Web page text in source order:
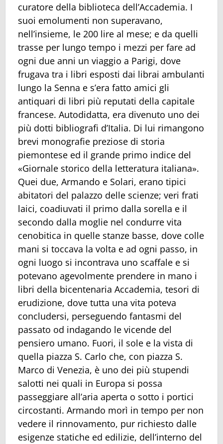
curatore della biblioteca dell’Accademia. I
suoi emolumenti non superavano,
nell’insieme, le 200 lire al mese; e da quelli
trasse per lungo tempo i mezzi per fare ad
ogni due anni un viaggio a Parigi, dove
frugava tra i libri esposti dai librai ambulanti
lungo la Senna e s’era fatto amici gli
antiquari di libri più reputati della capitale
francese. Autodidatta, era divenuto uno dei
più dotti bibliografi d’Italia. Di lui rimangono
brevi monografie preziose di storia
piemontese ed il grande primo indice del
«Giornale storico della letteratura italiana».
Quei due, Armando e Solari, erano tipici
abitatori del palazzo delle scienze; veri frati
laici, coadiuvati il primo dalla sorella e il
secondo dalla moglie nel condurre vita
cenobitica in quelle stanze basse, dove colle
mani si toccava la volta e ad ogni passo, in
ogni luogo si incontrava uno scaffale e si
potevano agevolmente prendere in mano i
libri della bicentenaria Accademia, tesori di
erudizione, dove tutta una vita poteva
concludersi, perseguendo fantasmi del
passato od indagando le vicende del
pensiero umano. Fuori, il sole e la vista di
quella piazza S. Carlo che, con piazza S.
Marco di Venezia, è uno dei più stupendi
salotti nei quali in Europa si possa
passeggiare all’aria aperta o sotto i portici
circostanti. Armando morì in tempo per non
vedere il rinnovamento, pur richiesto dalle
esigenze statiche ed edilizie, dell’interno del